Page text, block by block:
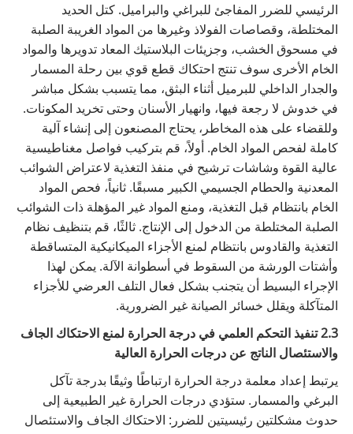
الرئيسي للضرر المفاجئ للبراغي والبراميل. كتل الحديد
المختلطة، وقصاصات الفولاذ وغيرها من المواد الغريبة الصلبة
في مسحوق الخشب، وجزيئات البلاستيك المعاد تدويرها والمواد
الخام الأخرى سوف تنتج احتكاك قطع قوي بين رحلة المسمار
والجدار الداخلي للبرميل أثناء البثق، مما يتسبب بشكل مباشر
في خدوش لا رجعة فيها، وانهيار الأسنان وحتى تخريد المكونات.
وللقضاء على هذه المخاطر، يحتاج المصنعون إلى إنشاء آلية
كاملة لفحص المواد الخام. أولاً، قم بتركيب فواصل مغناطيسية
عالية القوة وشاشات ترشيح في منفذ التغذية لاعتراض الشوائب
المعدنية والحطام الجسيمي الكبير مسبقًا. ثانياً، فحص المواد
الخام بانتظام قبل التغذية، ومنع المواد غير المؤهلة ذات الشوائب
الصلبة المختلطة من الدخول إلى الإنتاج. ثالثًا، قم بتنظيف نظام
التغذية والقادوس بانتظام لمنع الأجزاء الميكانيكية المتساقطة
وأشتات الورشة من السقوط في أسطوانة الآلة. يمكن لهذا
الإجراء البسيط أن يتجنب بشكل فعال التلف العرضي للأجزاء
المتآكلة ويقلل خسائر الصيانة غير الضرورية.
2.3 تنفيذ التحكم العلمي في درجة الحرارة لمنع الاحتكاك الجاف
والاستئصال الناتج عن درجات الحرارة العالية
يرتبط إعداد معلمة درجة الحرارة ارتباطًا وثيقًا بدرجة تآكل
البرغي والمسمار. ستؤدي درجات الحرارة غير الطبيعية إلى
حدوث مشكلتين رئيسيتين للضرر: الاحتكاك الجاف والاستئصال